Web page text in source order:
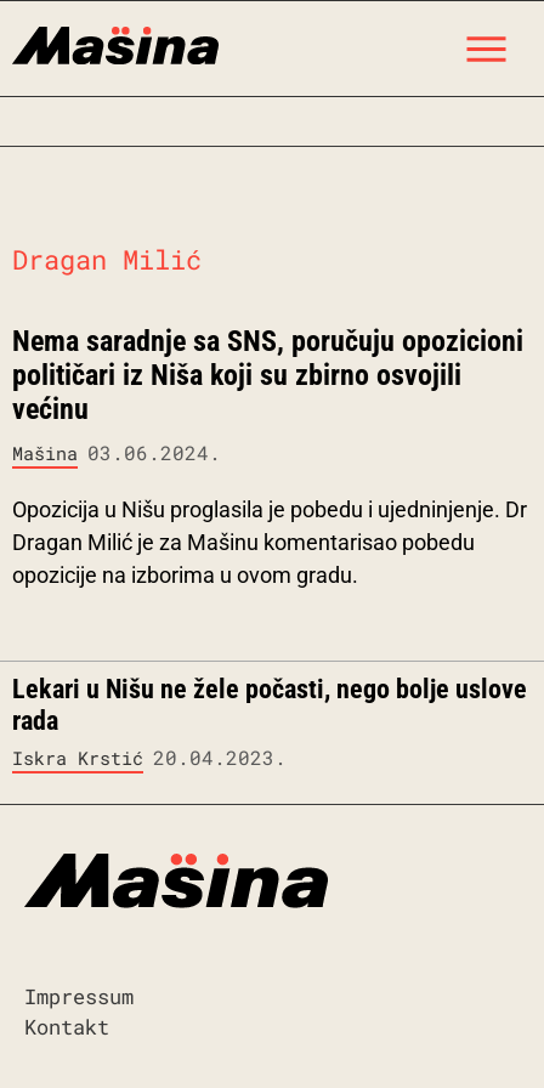
Dragan Milić
Nema saradnje sa SNS, poručuju opozicioni
političari iz Niša koji su zbirno osvojili
većinu
Mašina 03.06.2024.
Opozicija u Nišu proglasila je pobedu i ujedninjenje. Dr
Dragan Milić je za Mašinu komentarisao pobedu
opozicije na izborima u ovom gradu.
Lekari u Nišu ne žele počasti, nego bolje uslove
rada
Iskra Krstić 20.04.2023.
Impressum
Kontakt